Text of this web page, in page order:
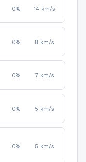
0% 14 km/s
0% 8 km/s
0% 7 km/s
0% 5 km/s
0% 5 km/s